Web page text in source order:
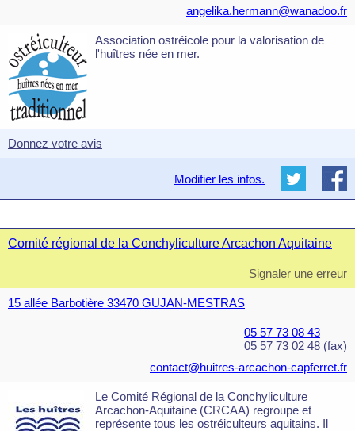
angelika.hermann@wanadoo.fr
Association ostréicole pour la valorisation de
l'huîtres née en mer.
Donnez votre avis
Modifier les infos.
Comité régional de la Conchyliculture Arcachon Aquitaine
Signaler une erreur
15 allée Barbotière 33470 GUJAN-MESTRAS
05 57 73 08 43
05 57 73 02 48 (fax)
contact@huitres-arcachon-capferret.fr
Le Comité Régional de la Conchyliculture
Arcachon-Aquitaine (CRCAA) regroupe et
représente tous les ostréiculteurs aquitains. Il